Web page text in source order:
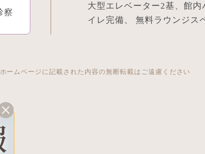
察
大型エレベーター2基、館
イレ完備、 無料ラウンジス
ームページに記載された内容の無断転載はご遠慮ください